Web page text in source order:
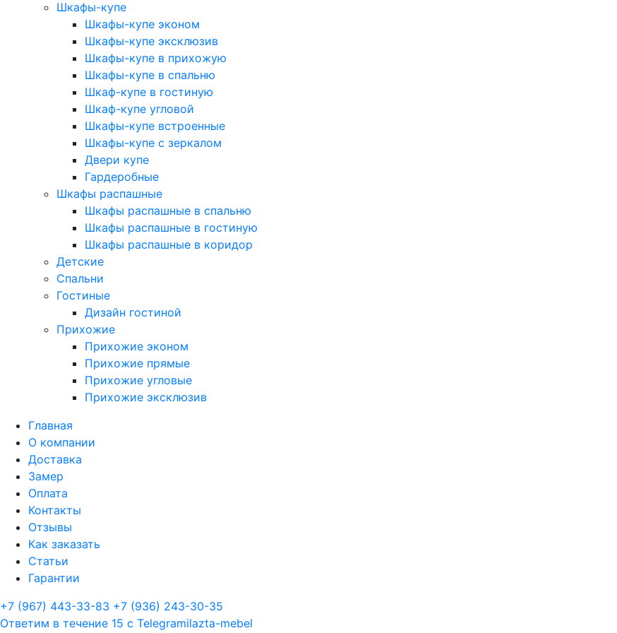
Шкафы-купе
Шкафы-купе эконом
Шкафы-купе эксклюзив
Шкафы-купе в прихожую
Шкафы-купе в спальню
Шкаф-купе в гостиную
Шкаф-купе угловой
Шкафы-купе встроенные
Шкафы-купе с зеркалом
Двери купе
Гардеробные
Шкафы распашные
Шкафы распашные в спальню
Шкафы распашные в гостиную
Шкафы распашные в коридор
Детские
Спальни
Гостиные
Дизайн гостиной
Прихожие
Прихожие эконом
Прихожие прямые
Прихожие угловые
Прихожие эксклюзив
Главная
О компании
Доставка
Замер
Оплата
Контакты
Отзывы
Как заказать
Статьи
Гарантии
+7 (967) 443-33-83 +7 (936) 243-30-35
Ответим в течение 15 с Telegramilazta-mebel